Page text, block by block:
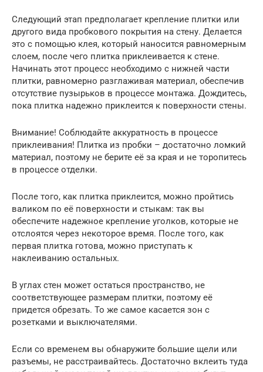
Следующий этап предполагает крепление плитки или
другого вида пробкового покрытия на стену. Делается
это с помощью клея, который наносится равномерным
слоем, после чего плитка приклеивается к стене.
Начинать этот процесс необходимо с нижней части
плитки, равномерно разглаживая материал, обеспечив
отсутствие пузырьков в процессе монтажа. Дождитесь,
пока плитка надежно приклеится к поверхности стены.
Внимание! Соблюдайте аккуратность в процессе
приклеивания! Плитка из пробки – достаточно ломкий
материал, поэтому не берите её за края и не торопитесь
в процессе отделки.
После того, как плитка приклеится, можно пройтись
валиком по её поверхности и стыкам: так вы
обеспечите надежное крепление уголков, которые не
отслоятся через некоторое время. После того, как
первая плитка готова, можно приступать к
наклеиванию остальных.
В углах стен может остаться пространство, не
соответствующее размерам плитки, поэтому её
придется обрезать. То же самое касается зон с
розетками и выключателями.
Если со временем вы обнаружите большие щели или
разъемы, не расстраивайтесь. Достаточно вклеить туда